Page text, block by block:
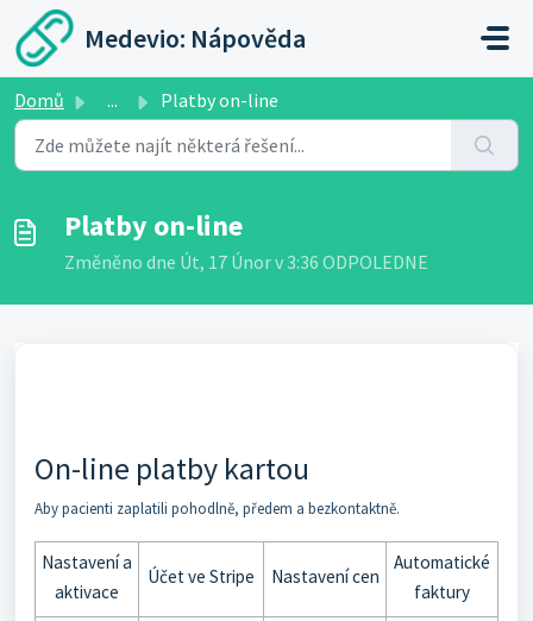
Přeskočit na hlavní obsah
Medevio: Nápověda
Domů ... Platby on-line
Platby on-line
Změněno dne Út, 17 Únor v 3:36 ODPOLEDNE
On-line platby kartou
Aby pacienti zaplatili pohodlně, předem a bezkontaktně.
Nastavení a
aktivace
Účet ve Stripe Nastavení cen
Automatické
faktury